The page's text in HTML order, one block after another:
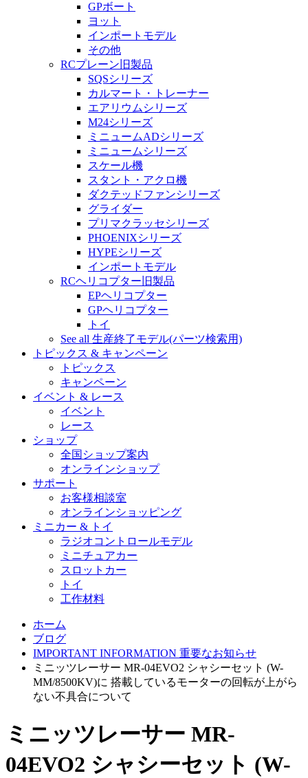
GPボート
ヨット
インポートモデル
その他
RCプレーン旧製品
SQSシリーズ
カルマート・トレーナー
エアリウムシリーズ
M24シリーズ
ミニュームADシリーズ
ミニュームシリーズ
スケール機
スタント・アクロ機
ダクテッドファンシリーズ
グライダー
プリマクラッセシリーズ
PHOENIXシリーズ
HYPEシリーズ
インポートモデル
RCヘリコプター旧製品
EPヘリコプター
GPヘリコプター
トイ
See all 生産終了モデル(パーツ検索用)
トピックス & キャンペーン
トピックス
キャンペーン
イベント & レース
イベント
レース
ショップ
全国ショップ案内
オンラインショップ
サポート
お客様相談室
オンラインショッピング
ミニカー & トイ
ラジオコントロールモデル
ミニチュアカー
スロットカー
トイ
工作材料
ホーム
ブログ
IMPORTANT INFORMATION 重要なお知らせ
ミニッツレーサー MR-04EVO2 シャシーセット (W-
MM/8500KV)に 搭載しているモーターの回転が上がら
ない不具合について
ミニッツレーサー MR-
04EVO2 シャシーセット (W-